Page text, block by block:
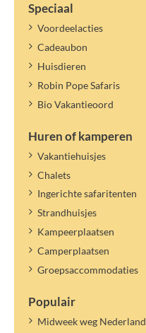
Speciaal
Voordeelacties
Cadeaubon
Huisdieren
Robin Pope Safaris
Bio Vakantieoord
Huren of kamperen
Vakantiehuisjes
Chalets
Ingerichte safaritenten
Strandhuisjes
Kampeerplaatsen
Camperplaatsen
Groepsaccommodaties
Populair
Midweek weg Nederland